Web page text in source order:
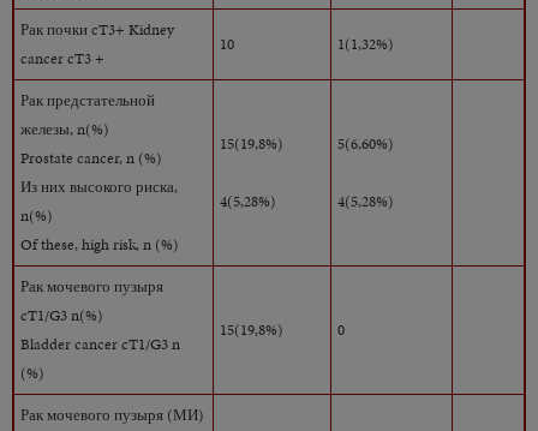
Рак почки cT3+ Kidney
cancer cT3 +
10 1(1,32%)
Рак предстательной
железы, n(%)
Prostate cancer, n (%)
Из них высокого риска,
n(%)
Of these, high risk, n (%)
15(19,8%)
4(5,28%)
5(6,60%)
4(5,28%)
Рак мочевого пузыря
cT1/G3 n(%)
Bladder cancer cT1/G3 n
(%)
15(19,8%) 0
Рак мочевого пузыря (МИ)